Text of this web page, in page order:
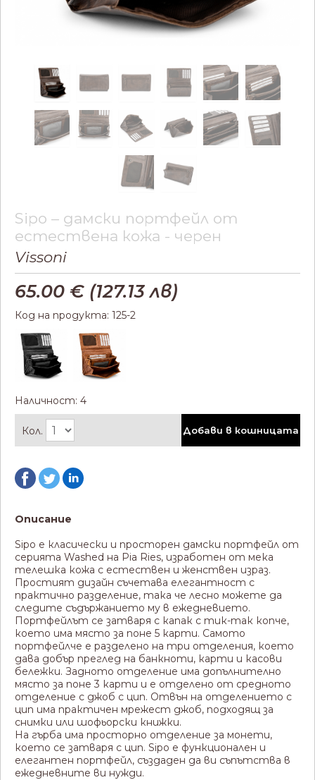
Sipo – дамски портфейл от
естествена кожа - черен
Vissoni
65.00 € (127.13 лв)
Код на продукта: 125-2
Наличност: 4
Кол. Добави в кошницата
Описание
Sipo е класически и просторен дамски портфейл от
серията Washed на Pia Ries, изработен от мека
телешка кожа с естествен и женствен израз.
Простият дизайн съчетава елегантност с
практично разделение, така че лесно можете да
следите съдържанието му в ежедневието.
Портфейлът се затваря с капак с тик-так копче,
което има място за поне 5 карти. Самото
портфейлче е разделено на три отделения, което
дава добър преглед на банкноти, карти и касови
бележки. Задното отделение има допълнително
място за поне 3 карти и е отделено от средното
отделение с джоб с цип. Отвън на отделението с
цип има практичен мрежест джоб, подходящ за
снимки или шофьорски книжки.
На гърба има просторно отделение за монети,
което се затваря с цип. Sipo е функционален и
елегантен портфейл, създаден да ви съпътства в
ежедневните ви нужди.